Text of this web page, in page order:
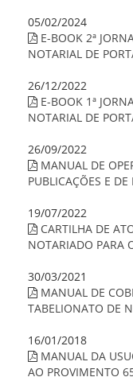
05/02/2024
E-BOOK 2ª
NOTARIAL DE
26/12/2022
E-BOOK 1ª
NOTARIAL DE
26/09/2022
MANUAL DE
PUBLICAÇÕES E
19/07/2022
CARTILHA DE
NOTARIADO PARA
30/03/2021
MANUAL DE
TABELIONATO DE
16/01/2018
MANUAL DA
AO PROVIMENTO